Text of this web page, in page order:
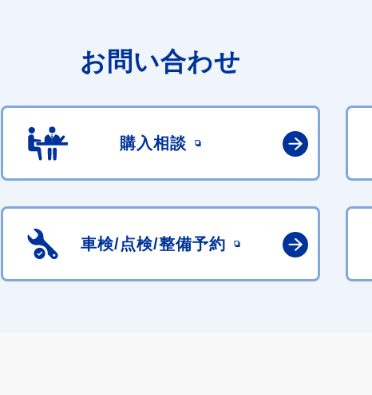
お問い合わせ
購入相談
車検/点検/整備予約